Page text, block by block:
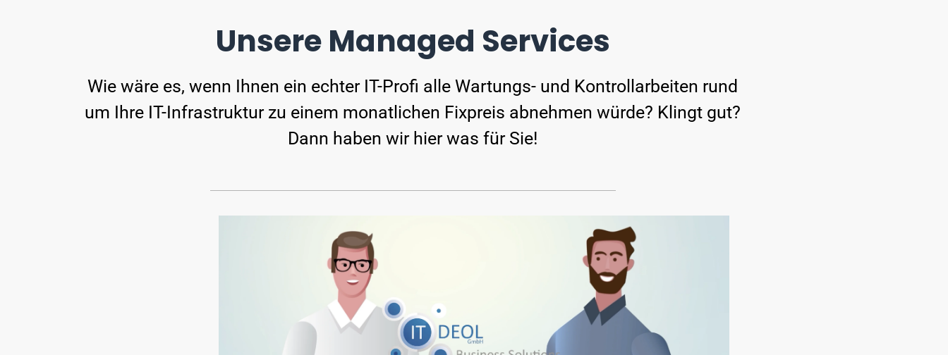
Unsere Managed Services
Wie wäre es, wenn Ihnen ein echter IT-Profi alle Wartungs- und Kontrollarbeiten rund
um Ihre IT-Infrastruktur zu einem monatlichen Fixpreis abnehmen würde? Klingt gut?
Dann haben wir hier was für Sie!